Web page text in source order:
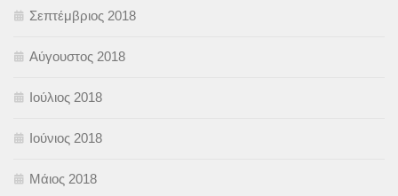
Σεπτέμβριος 2018
Αύγουστος 2018
Ιούλιος 2018
Ιούνιος 2018
Μάιος 2018